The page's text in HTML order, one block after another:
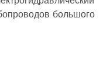
большого